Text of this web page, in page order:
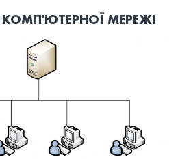
МЕРЕЖІ